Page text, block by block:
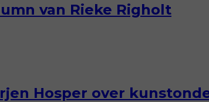
van Rieke Righolt
Hosper over